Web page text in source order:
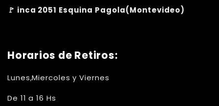
🚩 inca 2051 Esquina Pagola(Montevideo)
Horarios de Retiros:
Lunes,Miercoles y Viernes
De 11 a 16 Hs